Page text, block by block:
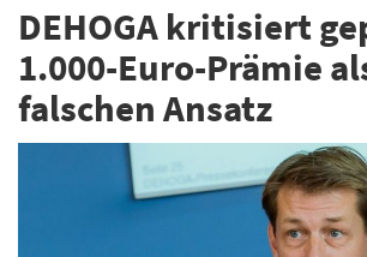
DEHOGA kritisiert
1.000-Euro-Prämie
falschen Ansatz